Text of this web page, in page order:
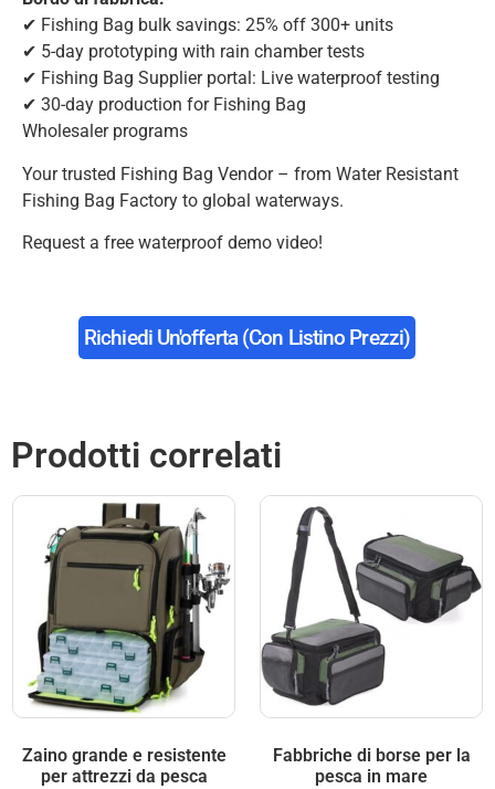
✔ Fishing Bag bulk savings: 25% off 300+ units
✔ 5-day prototyping with rain chamber tests
✔ Fishing Bag Supplier portal: Live waterproof testing
✔ 30-day production for Fishing Bag
Wholesaler programs
Your trusted Fishing Bag Vendor – from Water Resistant
Fishing Bag Factory to global waterways.
Request a free waterproof demo video!
Richiedi Un'offerta (con Listino Prezzi)
Prodotti correlati
Zaino grande e resistente
per attrezzi da pesca
Fabbriche di borse per la
pesca in mare